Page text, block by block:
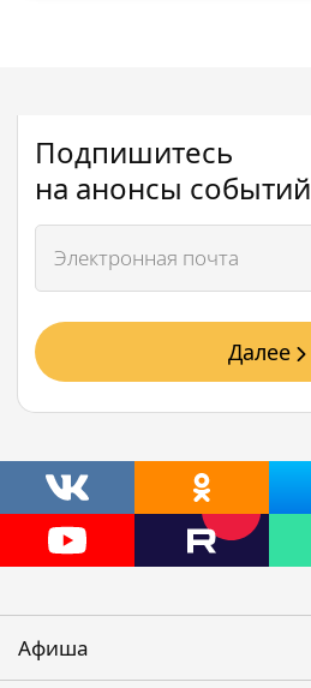
Подпишитесь
на анонсы событий
Далее
Афиша